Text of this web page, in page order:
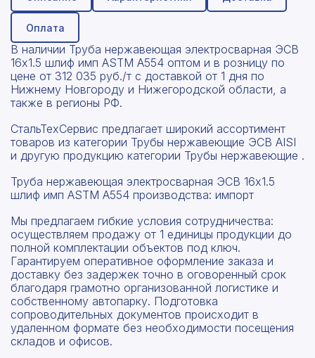
Оплата
В наличии Труба нержавеющая электросварная ЭСВ
16x1.5 шлиф имп ASTM A554 оптом и в розницу по
цене от 312 035 руб./т с доставкой от 1 дня по
Нижнему Новгороду и Нижегородской области, а
также в регионы РФ.
СтальТехСервис предлагает широкий ассортимент
товаров из категории Трубы нержавеющие ЭСВ AISI
и другую продукцию категории Трубы нержавеющие .
Труба нержавеющая электросварная ЭСВ 16x1.5
шлиф имп ASTM A554 производства: импорт
Мы предлагаем гибкие условия сотрудничества:
осуществляем продажу от 1 единицы продукции до
полной комплектации объектов под ключ.
Гарантируем оперативное оформление заказа и
доставку без задержек точно в оговоренный срок
благодаря грамотно организованной логистике и
собственному автопарку. Подготовка
сопроводительных документов происходит в
удаленном формате без необходимости посещения
складов и офисов.